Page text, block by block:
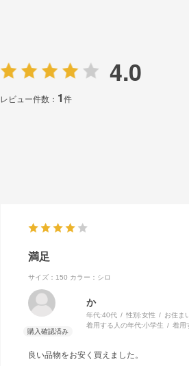
4.0
レビュー件数： 1件
満足
サイズ：150 カラー：シロ
か
年代:40代 性別:女性
お住ま
着用する人の年代:小学生 着用
良い品物をお安く買えました。